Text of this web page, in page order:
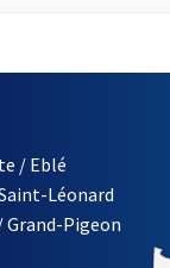
/ Eblé
Léonard
Grand-Pigeon